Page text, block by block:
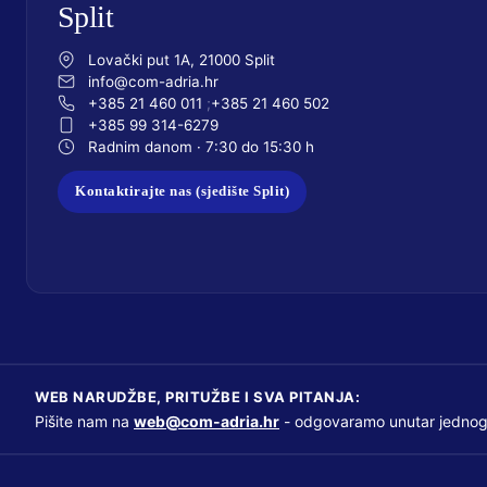
Split
Lovački put 1A, 21000 Split
info@com-adria.hr
+385 21 460 011
+385 21 460 502
+385 99 314-6279
Radnim danom · 7:30 do 15:30 h
Kontaktirajte nas (sjedište Split)
WEB NARUDŽBE, PRITUŽBE I SVA PITANJA:
Pišite nam na web@com-adria.hr - odgovaramo unutar